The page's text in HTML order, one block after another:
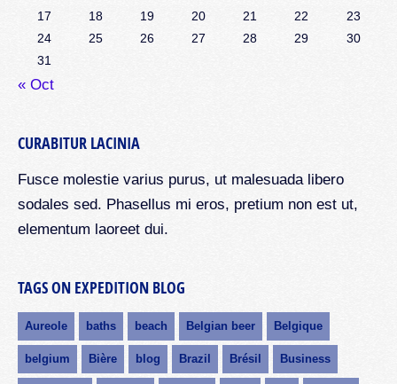
17
18 19 20 21 22
23
24
25 26 27 28 29
30
31
« Oct
CURABITUR LACINIA
Fusce molestie varius purus, ut malesuada libero
sodales sed. Phasellus mi eros, pretium non est ut,
elementum laoreet dui.
TAGS ON EXPEDITION BLOG
Aureole baths beach Belgian beer Belgique
belgium Bière blog Brazil Brésil Business